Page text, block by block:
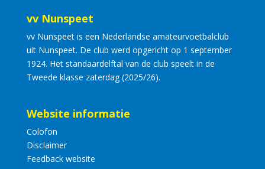
vv Nunspeet
vv Nunspeet is een Nederlandse amateurvoetbalclub
uit Nunspeet. De club werd opgericht op 1 september
1924. Het standaardelftal van de club speelt in de
Tweede klasse zaterdag (2025/26).
Website informatie
Colofon
Disclaimer
Feedback website